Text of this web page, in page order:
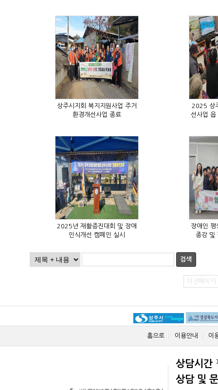
환경개선사업 종료 선사업 읍
인식개선 캠페인 실시 종강 및
검색
이전페이지
홈으로 이용안내 이
상담시간
상담 및